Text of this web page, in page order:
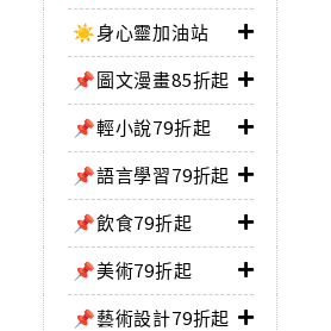
☀️身心靈加油站
📌圖文漫畫85折起
📌輕小說79折起
📌語言學習79折起
📌飲食79折起
📌美術79折起
📌藝術設計79折起